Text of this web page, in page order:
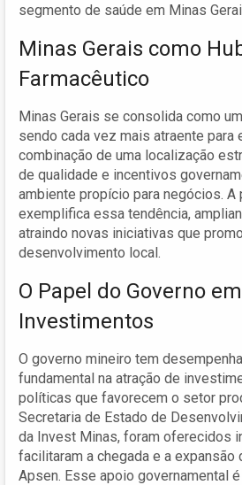
segmento de saúde em Minas
Minas Gerais como
Farmacêutico
Minas Gerais se consolida como
sendo cada vez mais atraente para
combinação de uma localização
de qualidade e incentivos
ambiente propício para negócios. A
exemplifica essa tendência,
atraindo novas iniciativas que
desenvolvimento local.
O Papel do Governo
Investimentos
O governo mineiro tem
fundamental na atração de
políticas que favorecem o setor
Secretaria de Estado de
da Invest Minas, foram oferecidos
facilitaram a chegada e a
Apsen. Esse apoio governamental